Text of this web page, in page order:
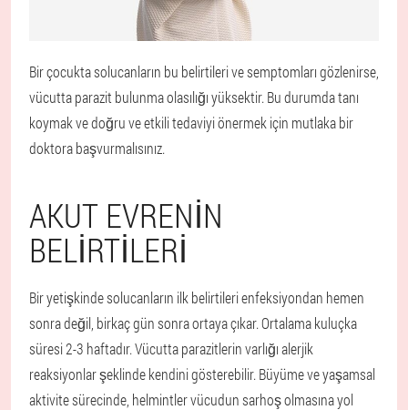
Bir çocukta solucanların bu belirtileri ve semptomları gözlenirse,
vücutta parazit bulunma olasılığı yüksektir. Bu durumda tanı
koymak ve doğru ve etkili tedaviyi önermek için mutlaka bir
doktora başvurmalısınız.
AKUT EVRENIN
BELIRTILERI
Bir yetişkinde solucanların ilk belirtileri enfeksiyondan hemen
sonra değil, birkaç gün sonra ortaya çıkar. Ortalama kuluçka
süresi 2-3 haftadır. Vücutta parazitlerin varlığı alerjik
reaksiyonlar şeklinde kendini gösterebilir. Büyüme ve yaşamsal
aktivite sürecinde, helmintler vücudun sarhoş olmasına yol